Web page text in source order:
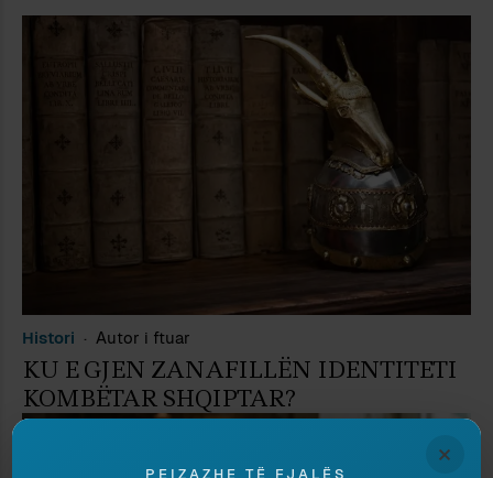
Histori Autor i ftuar
KU E GJEN ZANAFILLËN IDENTITETI
KOMBËTAR SHQIPTAR?
×
PEIZAZHE TË FJALËS